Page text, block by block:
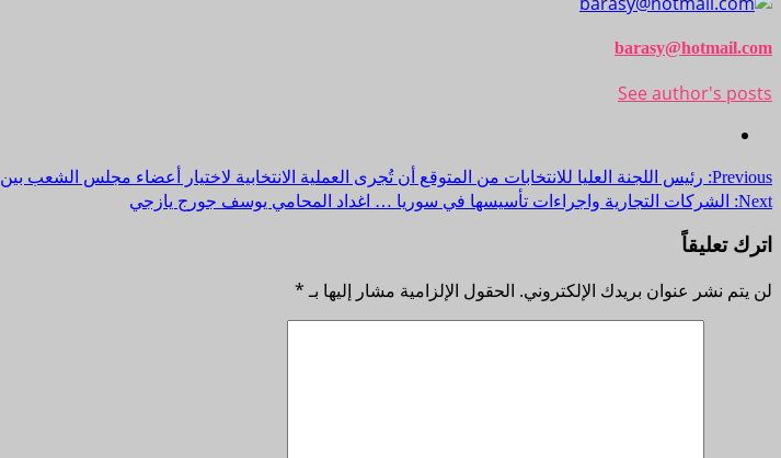
barasy@hotmail.com
See author's posts
Previous: رئيس اللجنة العليا للانتخابات من المتوقع أن تُجرى العملية الانتخابية لاختيار أعضاء مجلس الشعب بين 15 و20 أيلول
Next:
الشركات التجارية واجراءات تأسيسها في سوريا … اغداد المحامي يوسف جورج يازجي
اترك تعليقاً
لن يتم نشر عنوان بريدك الإلكتروني. الحقول الإلزامية مشار إليها بـ*